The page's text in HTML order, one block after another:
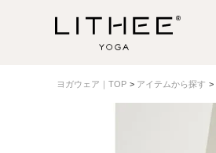
ヨガウェア｜TOP アイテムから探す